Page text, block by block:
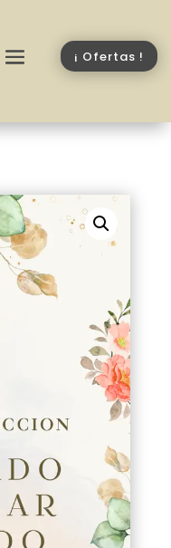
¡ Ofertas !